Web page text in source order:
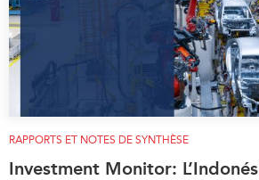
RAPPORTS ET NOTES DE SYNTHÈSE
Investment Monitor: